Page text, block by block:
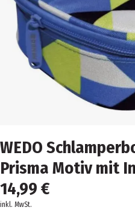
WEDO
Prisma Motiv mit
14,99 €
inkl. MwSt.